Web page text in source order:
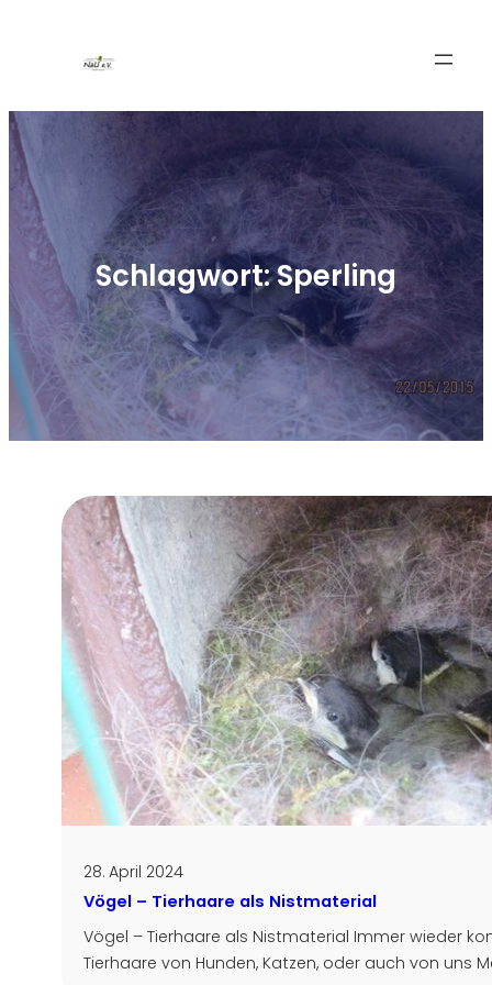
Schlagwort:Sperling
28. April 2024
Vögel – Tierhaare als Nistmaterial
Vögel – Tierhaare als Nistmaterial Immer wieder
Tierhaare von Hunden, Katzen, oder auch von uns